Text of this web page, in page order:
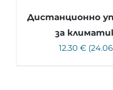
Дистанционно
за
12.30 €